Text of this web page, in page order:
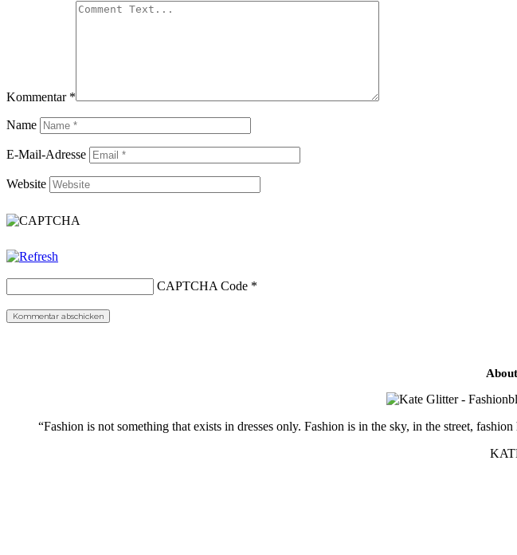
Kommentar *
Name
E-Mail-Adresse
Website
CAPTCHA Code *
“Fashion is not something that exists in dresses only. Fashion is in the sky, in the street,